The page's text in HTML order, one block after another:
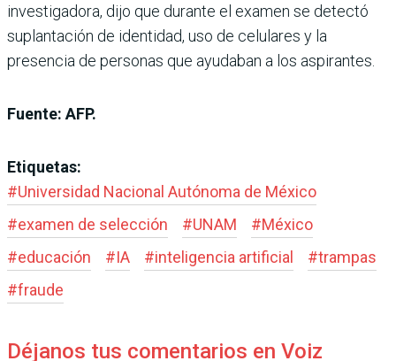
investigadora, dijo que durante el examen se detectó
suplantación de identidad, uso de celulares y la
presencia de personas que ayudaban a los aspirantes.
Fuente: AFP.
Etiquetas:
#Universidad Nacional Autónoma de México
#examen de selección #UNAM #México
#educación #IA #inteligencia artificial #trampas
#fraude
Déjanos tus comentarios en Voiz